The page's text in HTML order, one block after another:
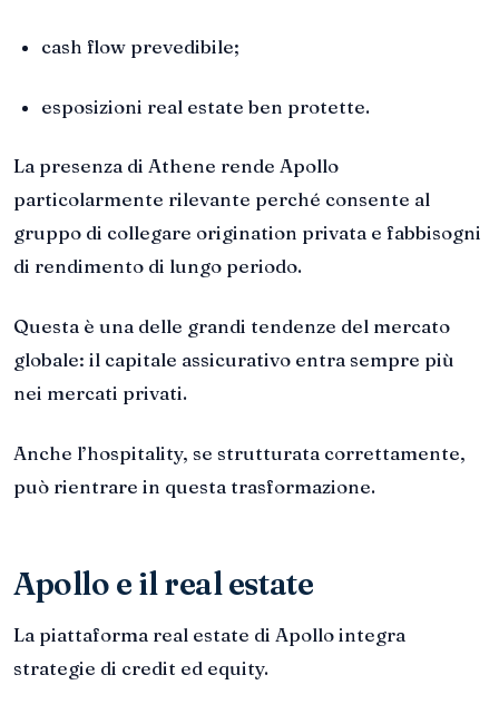
cash flow prevedibile;
esposizioni real estate ben protette.
La presenza di Athene rende Apollo
particolarmente rilevante perché consente al
gruppo di collegare origination privata e fabbisogni
di rendimento di lungo periodo.
Questa è una delle grandi tendenze del mercato
globale: il capitale assicurativo entra sempre più
nei mercati privati.
Anche l’hospitality, se strutturata correttamente,
può rientrare in questa trasformazione.
Apollo e il real estate
La piattaforma real estate di Apollo integra
strategie di credit ed equity.